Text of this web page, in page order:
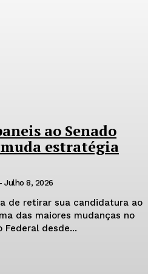
ao Senado
estratégia
- Julho 8, 2026
de retirar sua candidatura ao
das maiores mudanças no
desde...